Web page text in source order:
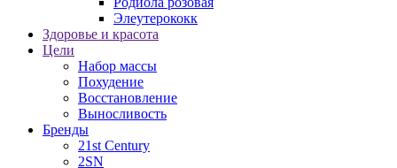
Элеутерококк
Здоровье и красота
Цели
Набор массы
Похудение
Восстановление
Выносливость
Бренды
21st Century
2SN